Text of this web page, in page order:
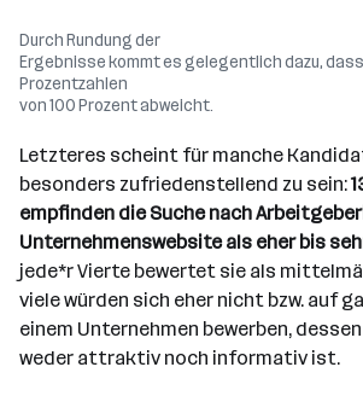
Durch Rundung der
Ergebnisse kommt es gelegentlich dazu,
Prozentzahlen
von 100 Prozent abweicht.
Letzteres scheint für manche
besonders zufriedenstellend zu sein:
empfinden die Suche nach
Unternehmenswebsite als eher bis
jede*r Vierte bewertet sie als
viele würden sich eher nicht bzw. auf
einem Unternehmen bewerben,
weder attraktiv noch informativ ist.